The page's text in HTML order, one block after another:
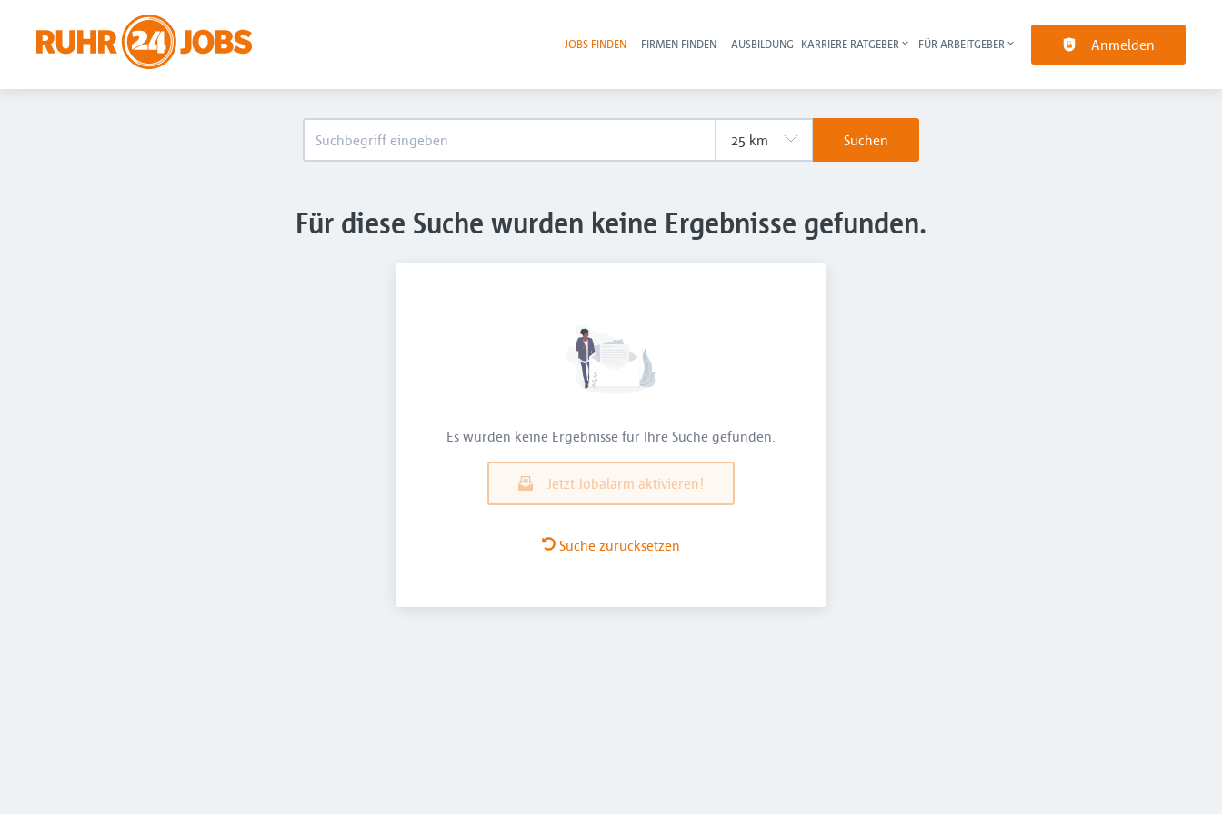
Haupt-Navigation
JOBS FINDEN FIRMEN FINDEN AUSBILDUNG KARRIERE-RATGEBER FÜR ARBEITGEBER Anmelden
Suchen
Für diese Suche wurden keine Ergebnisse gefunden.
Es wurden keine Ergebnisse für Ihre Suche gefunden.
Jetzt Jobalarm aktivieren!
Suche zurücksetzen